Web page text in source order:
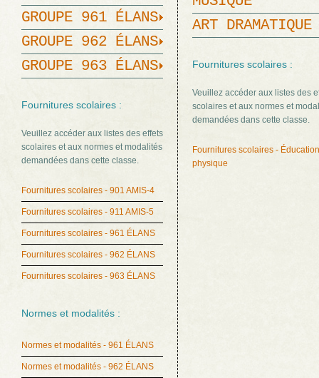
GROUPE 961 ÉLANS
GROUPE 962 ÉLANS
GROUPE 963 ÉLANS
Fournitures scolaires :
Veuillez accéder aux listes des effets
scolaires et aux normes et modalités
demandées dans cette classe.
Fournitures scolaires - 901 AMIS-4
Fournitures scolaires - 911 AMIS-5
Fournitures scolaires - 961 ÉLANS
Fournitures scolaires - 962 ÉLANS
Fournitures scolaires - 963 ÉLANS
Normes et modalités :
Normes et modalités - 961 ÉLANS
Normes et modalités - 962 ÉLANS
ART DRAMATIQUE
Fournitures scolaires :
Veuillez accéder aux listes des
scolaires et aux normes et
demandées dans cette classe.
Fournitures scolaires - Éducation
physique